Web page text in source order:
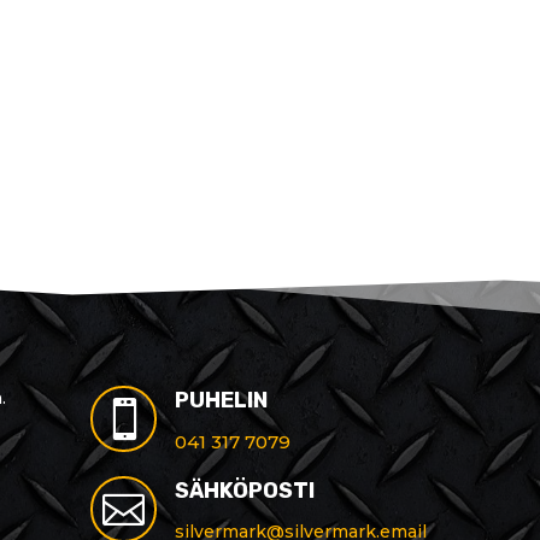
 PUHELIN
041 317 7079
 SÄHKÖPOSTI
silvermark@silvermark.email